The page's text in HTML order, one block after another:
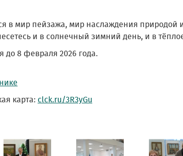
в мир пейзажа, мир наслаждения природой
и в солнечный зимний день, и в
до 8 февраля 2026 года.
карта: clck.ru/3R3yGu